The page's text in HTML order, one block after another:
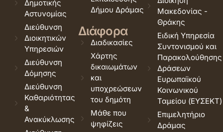
Δημοτικής
Αστυνομίας
Διεύθυνση
Διοικητικών
Υπηρεσιών
Διεύθυνση
Δόμησης
Διεύθυνση
Καθαριότητας
&
Ανακύκλωσης
Δήμου Δράμας
Διάφορα
Διαδικασίες
Χάρτης
δικαιωμάτων
και
υποχρεώσεων
του δημότη
Μάθε που
ψηφίζεις
Μακεδονίας -
Θράκης
Ειδική Υπηρεσία
Συντονισμού και
Παρακολούθησης
Δράσεων
Ευρωπαϊκού
Κοινωνικού
Ταμείου (ΕΥΣΕΚΤ)
Επιμελητήριο
Δράμας